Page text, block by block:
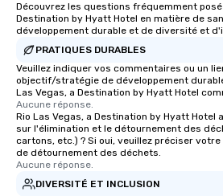
Découvrez les questions fréquemment
Destination by Hyatt Hotel en matière de
développement durable et de diversité et
PRATIQUES DURABLES
Veuillez indiquer vos commentaires ou un
objectif/stratégie de développement
Las Vegas, a Destination by Hyatt Hotel
Aucune réponse.
Rio Las Vegas, a Destination by Hyatt
sur l'élimination et le détournement des
cartons, etc.) ? Si oui, veuillez préciser
de détournement des déchets.
Aucune réponse.
DIVERSITÉ ET INCLUSION